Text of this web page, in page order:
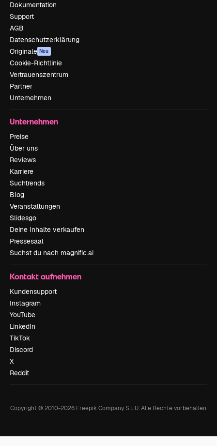
Dokumentation
Support
AGB
Datenschutzerklärung
Originale Neu
Cookie-Richtlinie
Vertrauenszentrum
Partner
Unternehmen
Unternehmen
Preise
Über uns
Reviews
Karriere
Suchtrends
Blog
Veranstaltungen
Slidesgo
Deine Inhalte verkaufen
Pressesaal
Suchst du nach magnific.ai
Kontakt aufnehmen
Kundensupport
Instagram
YouTube
LinkedIn
TikTok
Discord
X
Reddit
Copyright © 2010-2026Freepik Company S.L.U. Alle Rechte vorbehalten.